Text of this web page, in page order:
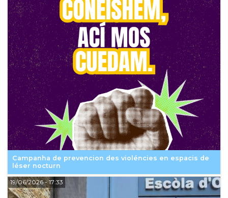
Campanha de prevencion des violéncies en espacis de
léser nocturn
19/06/2026- 17:33